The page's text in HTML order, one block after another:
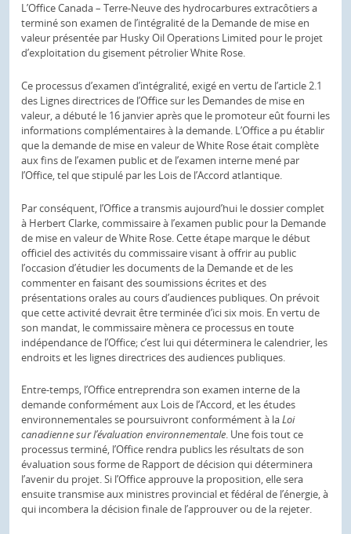
L’Office Canada – Terre-Neuve des hydrocarbures extracôtiers a
terminé son examen de l’intégralité de la Demande de mise en
valeur présentée par Husky Oil Operations Limited pour le projet
d’exploitation du gisement pétrolier White Rose.
Ce processus d’examen d’intégralité, exigé en vertu de l’article 2.1
des Lignes directrices de l’Office sur les Demandes de mise en
valeur, a débuté le 16 janvier après que le promoteur eût fourni les
informations complémentaires à la demande. L’Office a pu établir
que la demande de mise en valeur de White Rose était complète
aux fins de l’examen public et de l’examen interne mené par
l’Office, tel que stipulé par les Lois de l’Accord atlantique.
Par conséquent, l’Office a transmis aujourd’hui le dossier complet
à Herbert Clarke, commissaire à l’examen public pour la Demande
de mise en valeur de White Rose. Cette étape marque le début
officiel des activités du commissaire visant à offrir au public
l’occasion d’étudier les documents de la Demande et de les
commenter en faisant des soumissions écrites et des
présentations orales au cours d’audiences publiques. On prévoit
que cette activité devrait être terminée d’ici six mois. En vertu de
son mandat, le commissaire mènera ce processus en toute
indépendance de l’Office; c’est lui qui déterminera le calendrier, les
endroits et les lignes directrices des audiences publiques.
Entre-temps, l’Office entreprendra son examen interne de la
demande conformément aux Lois de l’Accord, et les études
environnementales se poursuivront conformément à laLoi
canadienne sur l’évaluation environnementale. Une fois tout ce
processus terminé, l’Office rendra publics les résultats de son
évaluation sous forme de Rapport de décision qui déterminera
l’avenir du projet. Si l’Office approuve la proposition, elle sera
ensuite transmise aux ministres provincial et fédéral de l’énergie, à
qui incombera la décision finale de l’approuver ou de la rejeter.